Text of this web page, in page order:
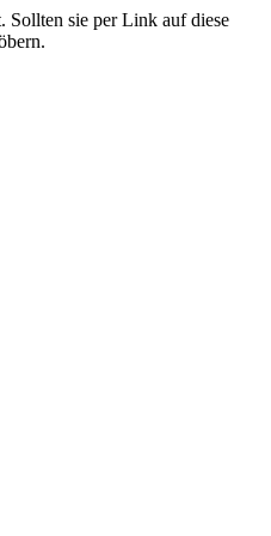
Sollten sie per Link auf diese